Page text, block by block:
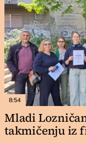
8:54
Mladi
takmičenju iz